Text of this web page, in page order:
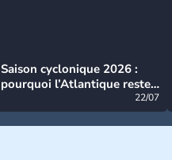
Saison cyclonique 2026 :
pourquoi l’Atlantique reste
22/07